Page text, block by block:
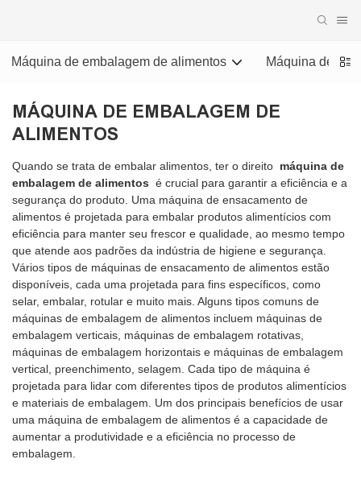
Máquina de embalagem de alimentos Máquina de
MÁQUINA DE EMBALAGEM DE
ALIMENTOS
Quando se trata de embalar alimentos, ter o direito máquina de
embalagem de alimentos é crucial para garantir a eficiência e a
segurança do produto. Uma máquina de ensacamento de
alimentos é projetada para embalar produtos alimentícios com
eficiência para manter seu frescor e qualidade, ao mesmo tempo
que atende aos padrões da indústria de higiene e segurança.
Vários tipos de máquinas de ensacamento de alimentos estão
disponíveis, cada uma projetada para fins específicos, como
selar, embalar, rotular e muito mais. Alguns tipos comuns de
máquinas de embalagem de alimentos incluem máquinas de
embalagem verticais, máquinas de embalagem rotativas,
máquinas de embalagem horizontais e máquinas de embalagem
vertical, preenchimento, selagem. Cada tipo de máquina é
projetada para lidar com diferentes tipos de produtos alimentícios
e materiais de embalagem. Um dos principais benefícios de usar
uma máquina de embalagem de alimentos é a capacidade de
aumentar a produtividade e a eficiência no processo de
embalagem.